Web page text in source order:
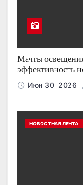
Мачты
эффективность
Июн 30, 2026
НОВОСТНАЯ ЛЕНТА